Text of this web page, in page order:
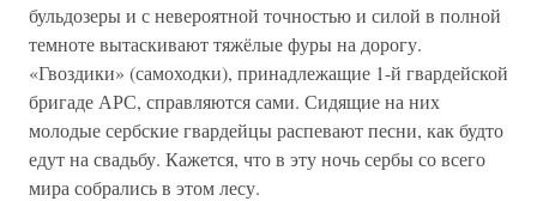
бульдозеры и с невероятной точностью и силой в полной
темноте вытаскивают тяжёлые фуры на дорогу.
«Гвоздики» (самоходки), принадлежащие 1-й гвардейской
бригаде АРС, справляются сами. Сидящие на них
молодые сербские гвардейцы распевают песни, как будто
едут на свадьбу. Кажется, что в эту ночь сербы со всего
мира собрались в этом лесу.